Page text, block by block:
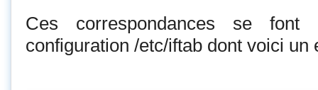
Ces correspondances se
configuration /etc/iftab dont voici un